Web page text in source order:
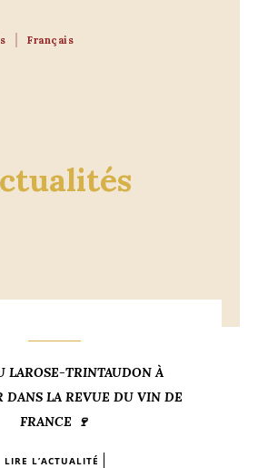
Français
LAROSE-TRINTAUDON À
DANS LA REVUE DU VIN DE
FRANCE 🍷
LIRE L’ACTUALITÉ